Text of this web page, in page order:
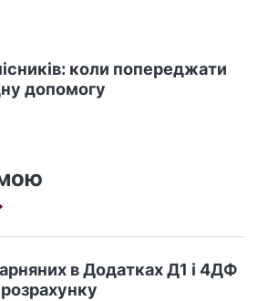
коли попереджати
допомогу
в Додатках Д1 і 4ДФ